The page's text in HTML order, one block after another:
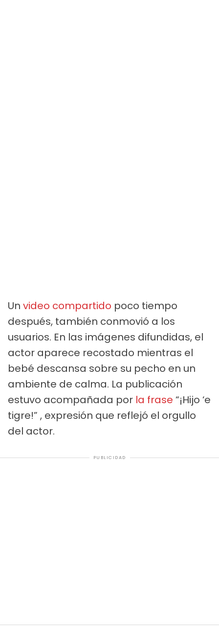
Un video compartido poco tiempo
después, también conmovió a los
usuarios. En las imágenes difundidas, el
actor aparece recostado mientras el
bebé descansa sobre su pecho en un
ambiente de calma. La publicación
estuvo acompañada por la frase “¡Hijo ‘e
tigre!” , expresión que reflejó el orgullo
del actor.
PUBLICIDAD